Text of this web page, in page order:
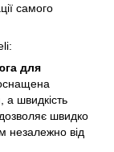
самого
для
швидкість
швидко
незалежно від